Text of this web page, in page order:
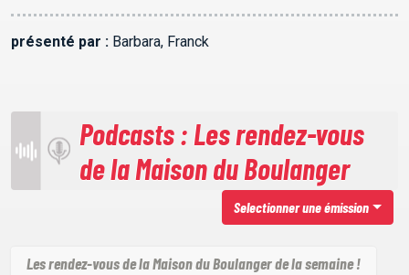
présenté par : Barbara, Franck
Podcasts : Les rendez-vous
de la Maison du Boulanger
Selectionner une émission
Les rendez-vous de la Maison du Boulanger de la semaine !